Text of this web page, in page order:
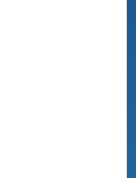
SV015IG5A-2,
2, SV055IG5A-
SV110IG5A-2,